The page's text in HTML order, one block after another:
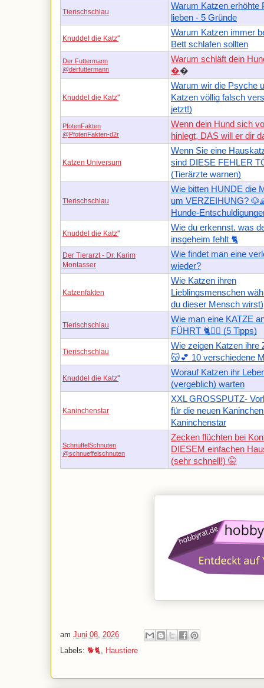
Tierischschlau
Warum Katzen erhöhte
lieben - 5 Gründe
Knuddel die Katz''
Warum Katzen immer
Bett schlafen sollten
Der Futtermann
@derfuttermann
Warum schläft dein
��
Knuddel die Katz''
Warum wir die Psyche
Katzen völlig falsch
jetzt!)
PfotenFakten
@PfotenFakten-d2r
Wenn dein Hund sich
hinlegt, DAS will er dir
Katzen Universum
Wenn Sie eine
sind DIESE FEHLER
(Tierärzte warnen)
Tierischschlau
Wie bitten HUNDE die
um VERZEIHUNG?
Hunde-
Knuddel die Katz''
Wie du erkennst, was
insgeheim fehlt 🐈
Der Tierarzt - Dr. Karim
Montasser
Wie findet man eine
wieder?
Katzenfakten
Wie Katzen ihren
Lieblingsmenschen
du dieser Mensch wirst)
Tierischschlau
Wie man eine KATZE
FÜHRT 🐈🚶‍♂️ (5 Tipps)
Tierischschlau
Wie zeigen Katzen ihre
😽💕 10 verschiedene
Knuddel die Katz''
Worauf Katzen ihr
(vergeblich) warten
Kaninchenstar
XXL GROSSPUTZ-
für die neuen
Kaninchenstar
SchnüffelSchnuten
@schnueffelschnuten
Zecken flüchten bei
DIESEM einfachen
(sehr schnell!) 🤫
am Juni 08, 2026
Labels: 🐕🐈 Haustiere